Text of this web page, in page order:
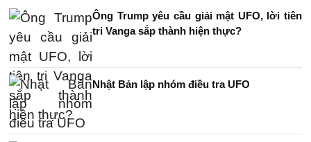
Ông Trump yêu cầu giải mật UFO, lời tiên
tri Vanga sắp thành hiện thực?
Nhật Bản lập nhóm điều tra UFO